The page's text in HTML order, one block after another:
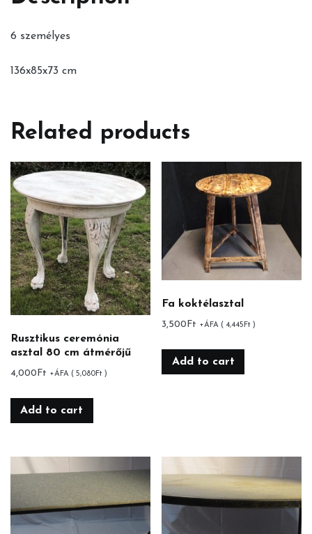
6 személyes
136x85x73 cm
Related products
Rusztikus ceremónia
asztal 80 cm átmérőjű
4,000 Ft +ÁFA ( 5,080Ft )
Add to cart
Fa koktélasztal
3,500 Ft +ÁFA (4,445 Ft )
Add to cart